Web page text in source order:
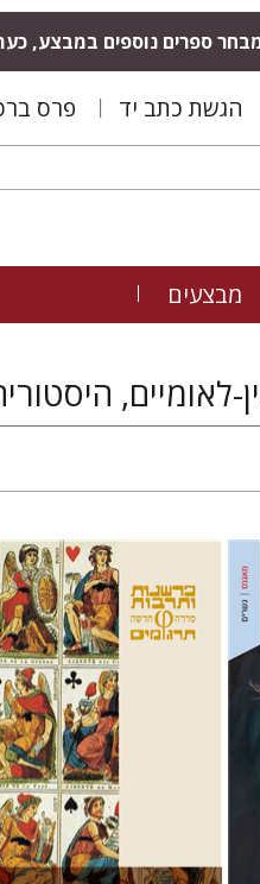
ספרים נוספים במבצע,
הגשת כתב יד פרס
מבצעים
לאומיים,
ארנסט קסירר
חילי (יחיאל) אטיה